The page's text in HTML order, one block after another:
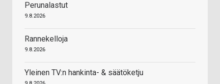
Perunalastut
9.8.2026
Rannekelloja
9.8.2026
Yleinen TV:n hankinta- & säätöketju